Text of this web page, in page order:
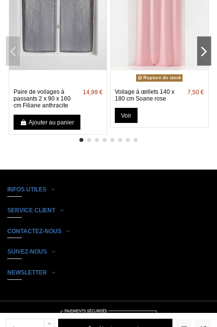
Paire de voilages à
passants 2 x 90 x 160
cm Filiane anthracite
14,99 €
Ajouter au panier
Rupture de stock
Voilage à œillets 140 x
180 cm Soane rose
7,50 €
Voir
INFOS UTILES
SERVICE CLIENT
CONTACTEZ-NOUS
SUIVEZ-NOUS
NEWSLETTER